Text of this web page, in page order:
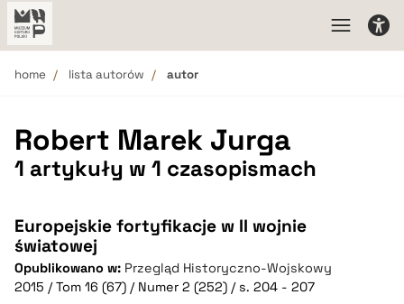
home lista autorów autor
Robert Marek Jurga
1 artykuły w 1 czasopismach
Europejskie fortyfikacje w II wojnie
światowej
Opublikowano w: Przegląd Historyczno-Wojskowy
2015 / Tom 16 (67) / Numer 2 (252) / s. 204 - 207